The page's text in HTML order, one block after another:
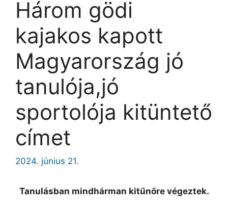
Három gödi
kajakos kapott
Magyarország jó
tanulója,jó
sportolója kitüntető
címet
2024. június 21.
Tanulásban mindhárman kitűnőre végeztek.